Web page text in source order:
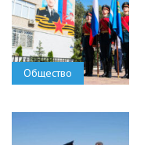
Общество